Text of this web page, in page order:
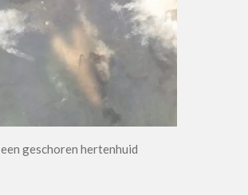
een geschoren hertenhuid